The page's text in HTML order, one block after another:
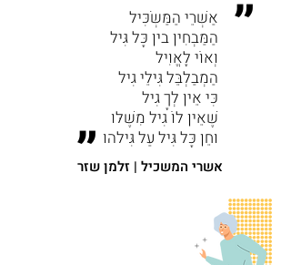
אַשְׁרֵי הַמַּשְׂכִּיל
הַמַּבְחִין בין כָּל גִּיל
וְאוֹי לָאֱוִיל
הַמְבַלְבֵּל גִּילֵי גִיל
כִּי אֵין לְךָ גִיל
שֶׁאֵין לוֹ גִיל מִשֶּׁלּו
וחֵן כָּל גִּיל עַל גִּילהו ״
אשרי המשכיל | זלמן שזר
״